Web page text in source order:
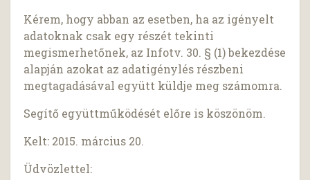
Kérem, hogy abban az esetben, ha az igényelt
adatoknak csak egy részét tekinti
megismerhetőnek, az Infotv. 30. § (1) bekezdése
alapján azokat az adatigénylés részbeni
megtagadásával együtt küldje meg számomra.
Segítő együttműködését előre is köszönöm.
Kelt: 2015. március 20.
Üdvözlettel: